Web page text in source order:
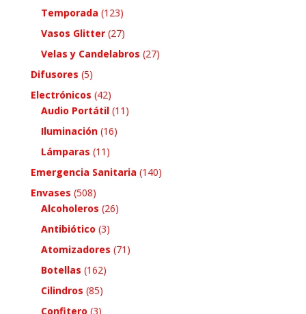
Temporada (123)
Vasos Glitter (27)
Velas y Candelabros (27)
Difusores (5)
Electrónicos (42)
Audio Portátil (11)
Iluminación (16)
Lámparas (11)
Emergencia Sanitaria (140)
Envases (508)
Alcoholeros (26)
Antibiótico (3)
Atomizadores (71)
Botellas (162)
Cilindros (85)
Confitero (3)